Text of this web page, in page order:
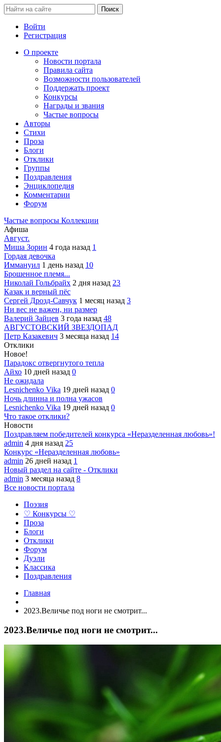
Войти
Регистрация
О проекте
Новости портала
Правила сайта
Возможности пользователей
Поддержать проект
Конкурсы
Награды и звания
Частые вопросы
Авторы
Стихи
Проза
Блоги
Отклики
Группы
Поздравления
Энциклопедия
Комментарии
Форум
Частые вопросы Коллекции
Афиша
Август.
Миша Зорин 4 года назад 1
Гордая девочка
Иммануил 1 день назад 10
Брошенное племя...
Николай Гольбрайх 2 дня назад 23
Казак и верный пёс
Сергей Дрозд-Савчук 1 месяц назад 3
Ни вес не важен, ни размер
Валерий Зайцев 3 года назад 48
АВГУСТОВСКИЙ ЗВЕЗДОПАД
Петр Казакевич 3 месяца назад 14
Отклики
Новое!
Парадокс отвергнутого тепла
Айхо 10 дней назад 0
Не ожидала
Lesnichenko Vika 19 дней назад 0
Ночь длинна и полна ужасов
Lesnichenko Vika 19 дней назад 0
Что такое отклики?
Новости
Поздравляем победителей конкурса «Неразделенная любовь»!
admin 4 дня назад 25
Конкурс «Неразделенная любовь»
admin 26 дней назад 1
Новый раздел на сайте - Отклики
admin 3 месяца назад 8
Все новости портала
Поэзия
♡ Конкурсы ♡
Проза
Блоги
Отклики
Форум
Дуэли
Классика
Поздравления
Главная
2023.Величье под ноги не смотрит...
2023.Величье под ноги не смотрит...